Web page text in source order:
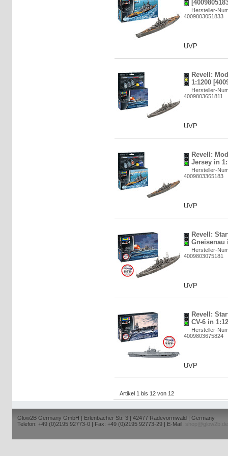
Hersteller-
4009803051833
UVP
Revell:
1:1200
Hersteller-
4009803651811
UVP
Revell:
Jersey in
Hersteller-
4009803365183
UVP
Revell:
Gneisenau
Hersteller-
4009803075181
UVP
Revell:
CV-6 in
Hersteller-
4009803675824
UVP
Artikel 1 bis 12 von 12
Glow2B Germany GmbH | Erlenbacher Str. 3 | 42477 Radevormwald | Germany
Telefon: +49 (0)2195 92773-0 | Fax: +49 (0)2195 92773-29 | E-Mail:
shop@glow2b.de